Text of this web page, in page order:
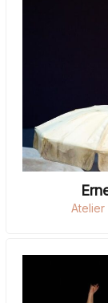
Atelier